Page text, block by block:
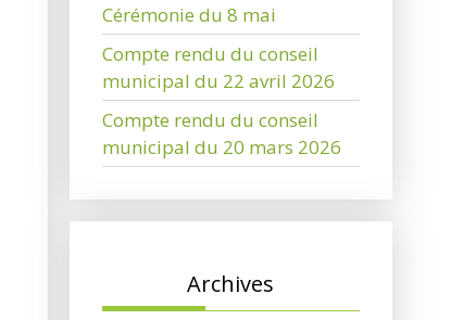
Cérémonie du 8 mai
Compte rendu du conseil
municipal du 22 avril 2026
Compte rendu du conseil
municipal du 20 mars 2026
Archives